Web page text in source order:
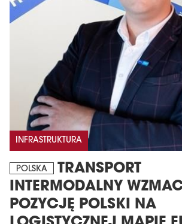
INFRASTRUKTURA
POLSKA
TRANSPORT
INTERMODALNY
POZYCJĘ POLSKI NA